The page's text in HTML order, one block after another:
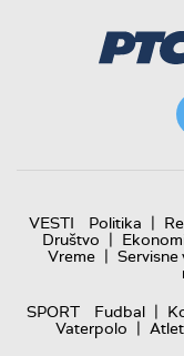
VESTI Politika |
Društvo |
Vreme | Servisne
SPORT
Fudbal |
Vaterpolo |